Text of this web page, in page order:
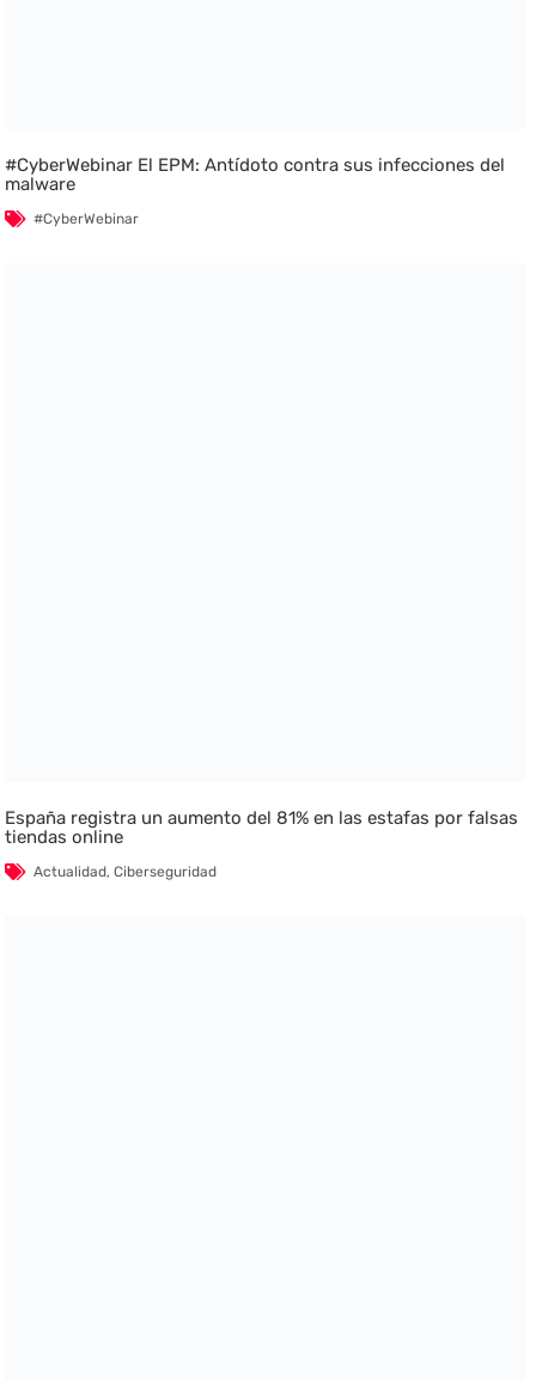
#CyberWebinar El EPM: Antídoto contra sus infecciones del
malware
#CyberWebinar
España registra un aumento del 81% en las estafas por falsas
tiendas online
Actualidad,Ciberseguridad